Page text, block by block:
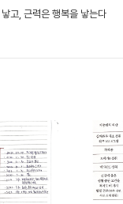
고, 근력은 행복을 낳는다